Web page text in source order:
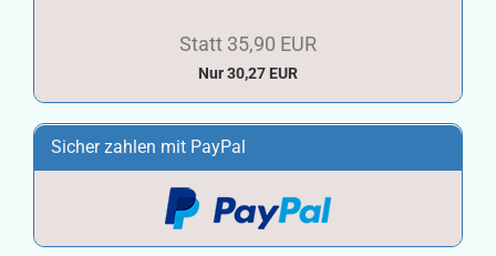
Statt 35,90 EUR
Nur 30,27 EUR
Sicher zahlen mit PayPal